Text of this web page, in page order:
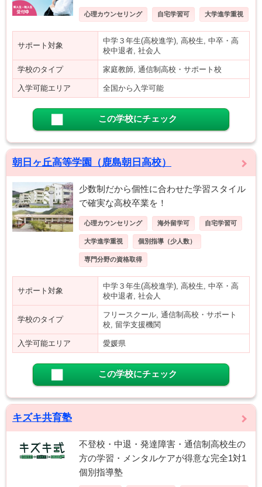
心理カウンセリング 自宅学習可 大学進学重視
サポート対象
中学３年生(高校進学), 高校生, 中卒・高
校中退者, 社会人
学校のタイプ 家庭教師, 通信制高校・サポート校
入学可能エリア 全国から入学可能
この学校にチェック
朝日ヶ丘高等学園（鹿島朝日高校）
少数制だから個性に合わせた学習スタイル
で確実な高校卒業を！
心理カウンセリング 海外留学可 自宅学習可
大学進学重視 個別指導（少人数）
専門分野の資格取得
サポート対象
中学３年生(高校進学), 高校生, 中卒・高
校中退者, 社会人
学校のタイプ
フリースクール, 通信制高校・サポート
校, 留学支援機関
入学可能エリア 愛媛県
この学校にチェック
キズキ共育塾
不登校・中退・発達障害・通信制高校生の
方の学習・メンタルケアが得意な完全1対1
個別指導塾